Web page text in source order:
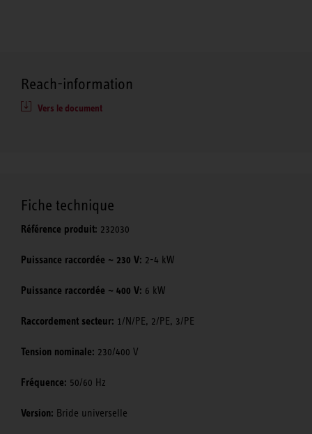
Reach-information
Vers le document
Fiche technique
Référence produit: 232030
Puissance raccordée ~ 230 V: 2-4 kW
Puissance raccordée ~ 400 V: 6 kW
Raccordement secteur: 1/N/PE, 2/PE, 3/PE
Tension nominale: 230/400 V
Fréquence: 50/60 Hz
Version: Bride universelle